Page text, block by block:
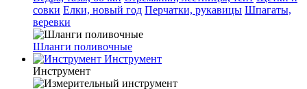
совки Елки, новый год Перчатки, рукавицы Шпагаты,
веревки
Шланги поливочные
Инструмент
Инструмент